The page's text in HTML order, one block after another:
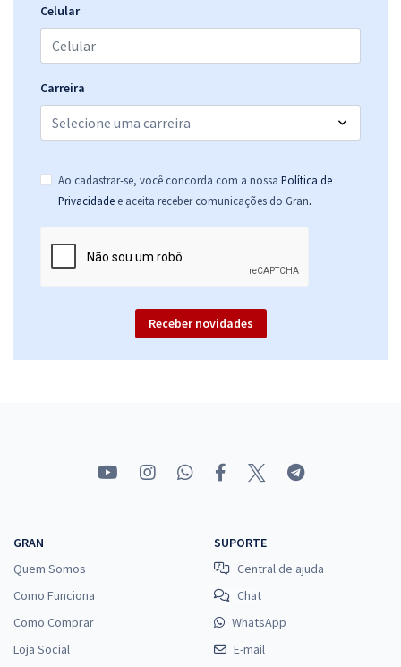
Análise das Demonstrações Contábeis para o cargo de Conselheiro
R$ 79,92à vista
Economize R$ 19,98 (-20%)
Comprar
Celular
Carreira
Ao cadastrar-se, você concorda com a nossa Política de
Privacidade e aceita receber comunicações do Gran.
Receber novidades
GRAN
Quem Somos
Como Funciona
Como Comprar
Loja Social
SUPORTE
Central de ajuda
Chat
WhatsApp
E-mail